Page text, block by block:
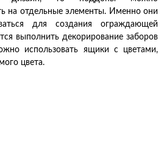
на отдельные элементы. Именно они
для создания ограждающей
выполнить декорирование заборов
использовать ящики с цветами,
цвета.